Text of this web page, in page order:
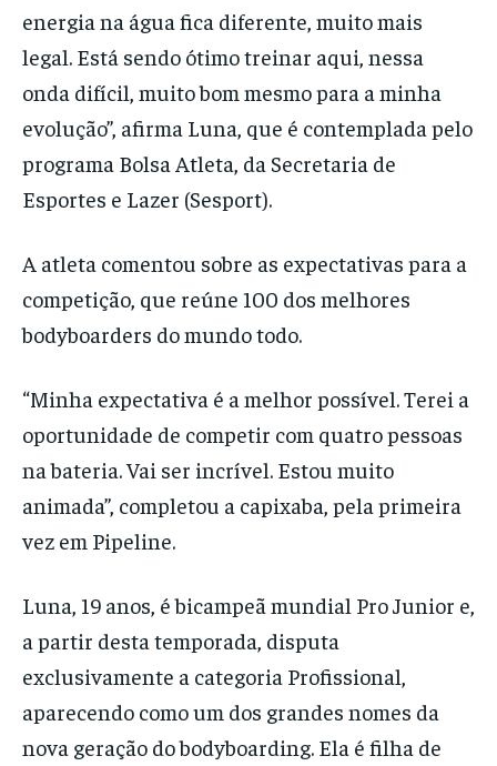
energia na água fica diferente, muito mais
legal. Está sendo ótimo treinar aqui, nessa
onda difícil, muito bom mesmo para a minha
evolução”, afirma Luna, que é contemplada pelo
programa Bolsa Atleta, da Secretaria de
Esportes e Lazer (Sesport).
A atleta comentou sobre as expectativas para a
competição, que reúne 100 dos melhores
bodyboarders do mundo todo.
“Minha expectativa é a melhor possível. Terei a
oportunidade de competir com quatro pessoas
na bateria. Vai ser incrível. Estou muito
animada”, completou a capixaba, pela primeira
vez em Pipeline.
Luna, 19 anos, é bicampeã mundial Pro Junior e,
a partir desta temporada, disputa
exclusivamente a categoria Profissional,
aparecendo como um dos grandes nomes da
nova geração do bodyboarding. Ela é filha de